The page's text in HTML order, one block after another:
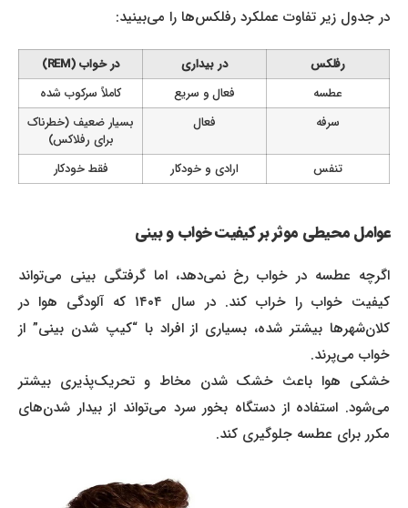
در جدول زیر تفاوت عملکرد رفلکس‌ها را می‌بینید:
رفلکس در بیداری
در خواب (REM)
عطسه
فعال و سریع
کاملاً سرکوب شده
سرفه
فعال
بسیار ضعیف (خطرناک
برای رفلاکس)
تنفس
ارادی و خودکار فقط خودکار
عوامل محیطی موثر بر کیفیت خواب و بینی
اگرچه عطسه در خواب رخ نمی‌دهد، اما گرفتگی بینی می‌تواند
کیفیت خواب را خراب کند. در سال ۱۴۰۴ که آلودگی هوا در
کلان‌شهرها بیشتر شده، بسیاری از افراد با “کیپ شدن بینی” از
خواب می‌پرند.
خشکی هوا باعث خشک شدن مخاط و تحریک‌پذیری بیشتر
می‌شود. استفاده از دستگاه بخور سرد می‌تواند از بیدار شدن‌های
مکرر برای عطسه جلوگیری کند.